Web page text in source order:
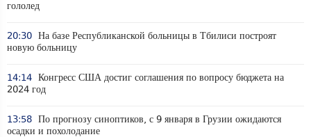
гололед
20:30 На базе Республиканской больницы в Тбилиси построят
новую больницу
14:14 Конгресс США достиг соглашения по вопросу бюджета на
2024 год
13:58 По прогнозу синоптиков, с 9 января в Грузии ожидаются
осадки и похолодание